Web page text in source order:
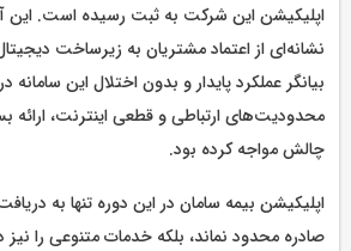
اپلیکیشن این شرکت به ثبت رسیده است. این
نشانه‌ای از اعتماد مشتریان به زیرساخت
بیانگر عملکرد پایدار و بدون اختلال این
محدودیت‌های ارتباطی و قطعی اینترنت، ارائه
چالش مواجه کرده بود.
اپلیکیشن بیمه سامان در این دوره تنها به
صادره محدود نماند، بلکه خدمات متنوعی را نیز در